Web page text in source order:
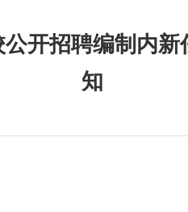
开招聘编制内
知